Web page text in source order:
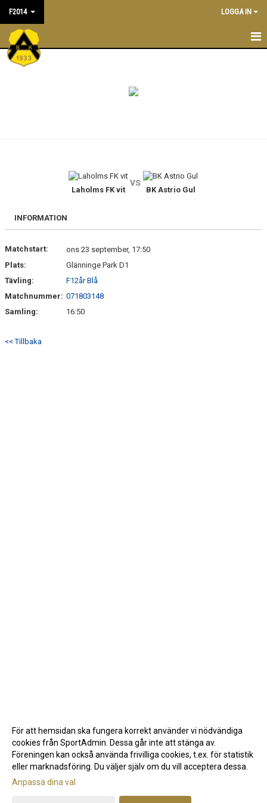
F2014 LOGGA IN
F2014
MATCHER
DOKUMENT
ÖVERGÅNGSPOLICY
Laholms FK vit
vs
BK Astrio Gul
INFORMATION
Matchstart:
ons 23 september, 17:50
Plats:
Glänninge Park D1
Tävling:
F12år Blå
Matchnummer: 071803148
Samling:
16:50
<< Tillbaka
Gå till Webbversion
För att hemsidan ska fungera korrekt använder vi nödvändiga
cookies från SportAdmin. Dessa går inte att stänga av.
Föreningen kan också använda frivilliga cookies, t.ex. för statistik
eller marknadsföring. Du väljer själv om du vill acceptera dessa.
Anpassa dina val